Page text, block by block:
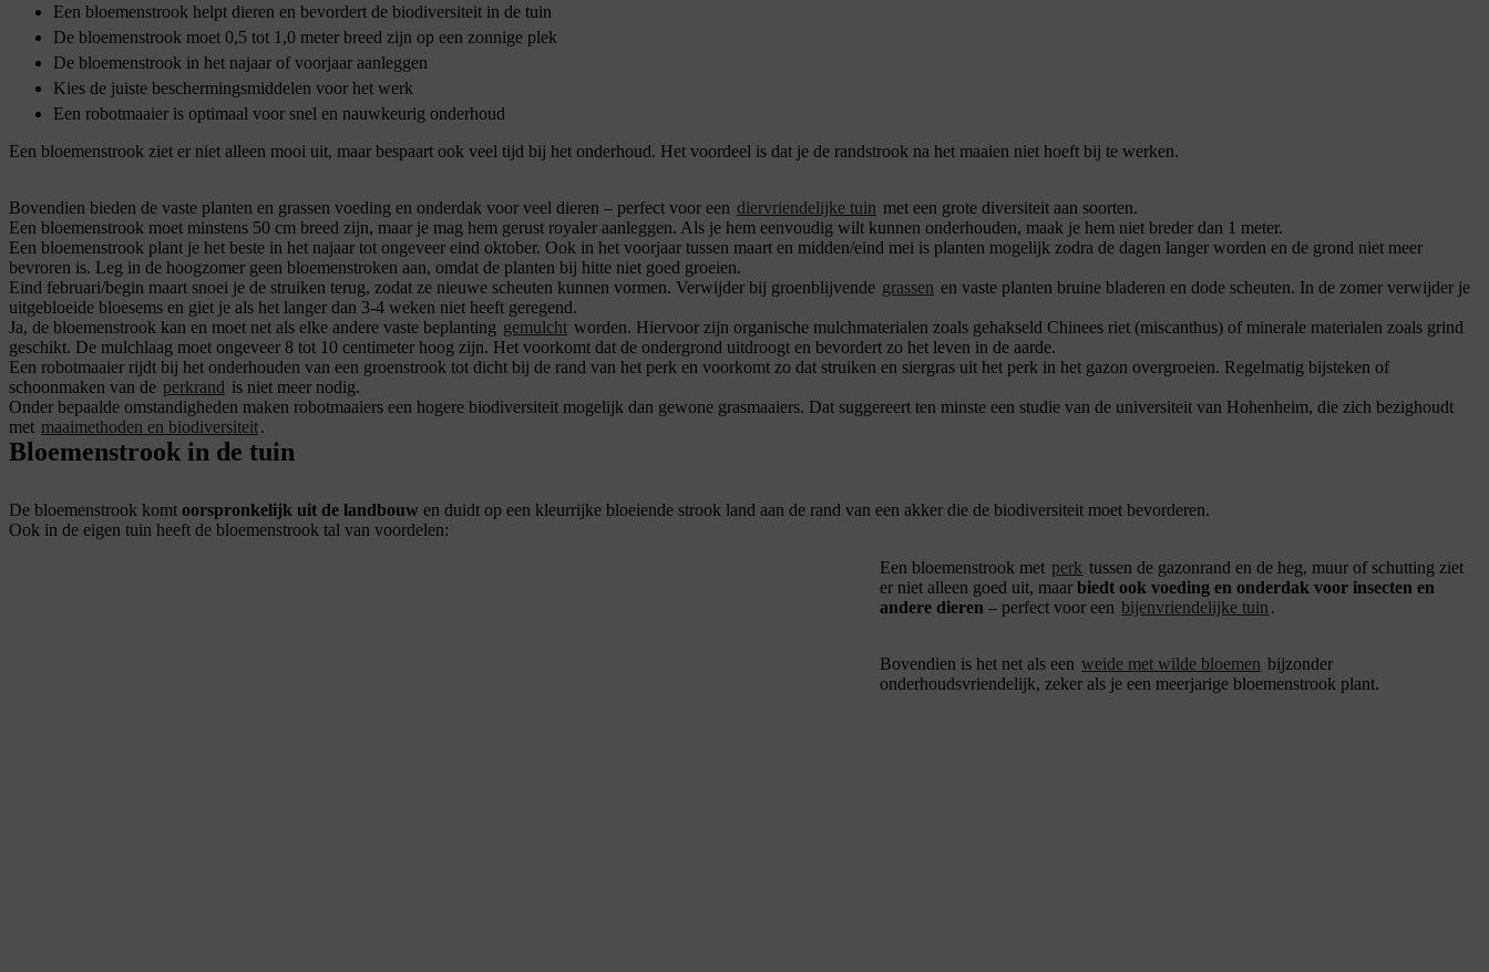
Een bloemenstrook helpt dieren en bevordert de biodiversiteit in de tuin
De bloemenstrook moet 0,5 tot 1,0 meter breed zijn op een zonnige plek
De bloemenstrook in het najaar of voorjaar aanleggen
Kies de juiste beschermingsmiddelen voor het werk
Een robotmaaier is optimaal voor snel en nauwkeurig onderhoud
Een bloemenstrook ziet er niet alleen mooi uit, maar bespaart ook veel tijd bij het onderhoud. Het voordeel is dat je de randstrook na het maaien niet hoeft bij te werken.
Bovendien bieden de vaste planten en grassen voeding en onderdak voor veel dieren – perfect voor een diervriendelijke tuin met een grote diversiteit aan soorten.
Een bloemenstrook moet minstens 50 cm breed zijn, maar je mag hem gerust royaler aanleggen. Als je hem eenvoudig wilt kunnen onderhouden, maak je hem niet breder dan 1 meter.
Een bloemenstrook plant je het beste in het najaar tot ongeveer eind oktober. Ook in het voorjaar tussen maart en midden/eind mei is planten mogelijk zodra de dagen langer worden en de grond niet meer
bevroren is. Leg in de hoogzomer geen bloemenstroken aan, omdat de planten bij hitte niet goed groeien.
Eind februari/begin maart snoei je de struiken terug, zodat ze nieuwe scheuten kunnen vormen. Verwijder bij groenblijvende grassen en vaste planten bruine bladeren en dode scheuten. In de zomer verwijder je
uitgebloeide bloesems en giet je als het langer dan 3-4 weken niet heeft geregend.
Ja, de bloemenstrook kan en moet net als elke andere vaste beplanting gemulcht worden. Hiervoor zijn organische mulchmaterialen zoals gehakseld Chinees riet (miscanthus) of minerale materialen zoals grind
geschikt. De mulchlaag moet ongeveer 8 tot 10 centimeter hoog zijn. Het voorkomt dat de ondergrond uitdroogt en bevordert zo het leven in de aarde.
Een robotmaaier rijdt bij het onderhouden van een groenstrook tot dicht bij de rand van het perk en voorkomt zo dat struiken en siergras uit het perk in het gazon overgroeien. Regelmatig bijsteken of
schoonmaken van de perkrand is niet meer nodig.
Onder bepaalde omstandigheden maken robotmaaiers een hogere biodiversiteit mogelijk dan gewone grasmaaiers. Dat suggereert ten minste een studie van de universiteit van Hohenheim, die zich bezighoudt
met maaimethoden en biodiversiteit.
Bloemenstrook in de tuin
De bloemenstrook komt oorspronkelijk uit de landbouw en duidt op een kleurrijke bloeiende strook land aan de rand van een akker die de biodiversiteit moet bevorderen.
Ook in de eigen tuin heeft de bloemenstrook tal van voordelen:
Een bloemenstrook met perk tussen de gazonrand en de heg, muur of schutting ziet
er niet alleen goed uit, maarbiedt ook voeding en onderdak voor insecten en
andere dieren – perfect voor een bijenvriendelijke tuin .
Bovendien is het net als een weide met wilde bloemen bijzonder
onderhoudsvriendelijk, zeker als je een meerjarige bloemenstrook plant.